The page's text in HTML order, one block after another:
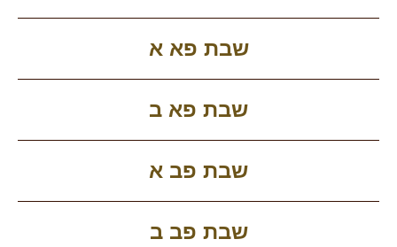
שבת פא א
שבת פא ב
שבת פב א
שבת פב ב